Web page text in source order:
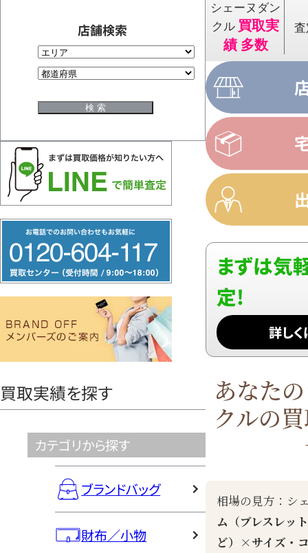
店舗検索
リ
ー
ヤ
買取実績を探す
カテゴリから探す
ブランドバッグ
財布／小物
シェーヌダン
クル 買取実
績 多数
まずは気
定!
詳し
あなた
クルの
相場の見方：シ
ム（ブレスレッ
ど）×サイズ・